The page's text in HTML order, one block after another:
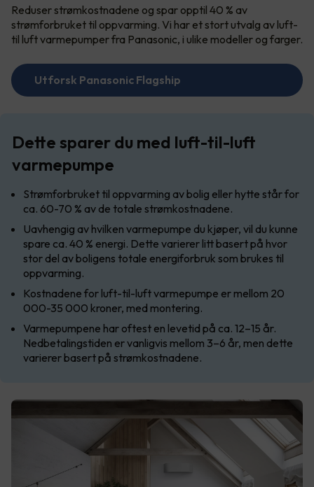
Reduser strømkostnadene og spar opptil 40 % av
strømforbruket til oppvarming. Vi har et stort utvalg av luft-
til luft varmepumper fra Panasonic, i ulike modeller og farger.
Utforsk Panasonic Flagship
Dette sparer du med luft-til-luft
varmepumpe
Strømforbruket til oppvarming av bolig eller hytte står for
ca. 60-70 % av de totale strømkostnadene.
Uavhengig av hvilken varmepumpe du kjøper, vil du kunne
spare ca. 40 % energi. Dette varierer litt basert på hvor
stor del av boligens totale energiforbruk som brukes til
oppvarming.
Kostnadene for luft-til-luft varmepumpe er mellom 20
000-35 000 kroner, med montering.
Varmepumpene har oftest en levetid på ca. 12–15 år.
Nedbetalingstiden er vanligvis mellom 3–6 år, men dette
varierer basert på strømkostnadene.